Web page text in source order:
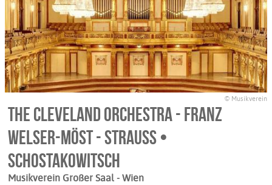
© Musikverein
The Cleveland Orchestra - Franz
Welser-Möst - Strauss •
Schostakowitsch
Musikverein Großer Saal - Wien